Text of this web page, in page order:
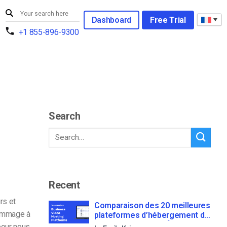
+1 855-896-9300
Dashboard Free Trial
et
à
Search
Recent
Comparaison des 20 meilleures
plateformes d’hébergement de
vidéos d’entreprise [Updated